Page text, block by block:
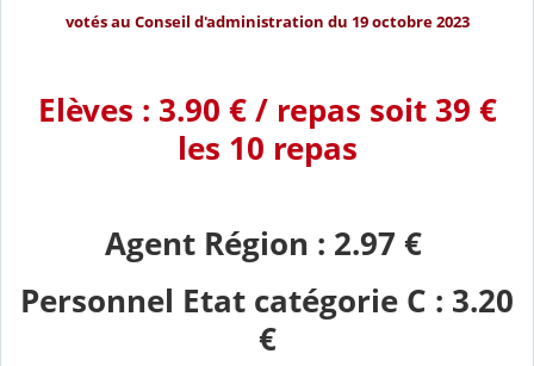
votés au Conseil d'administration du 19 octobre 2023
Elèves : 3.90 € / repas soit 39 €
les 10 repas
Agent Région : 2.97 €
Personnel Etat catégorie C : 3.20
€